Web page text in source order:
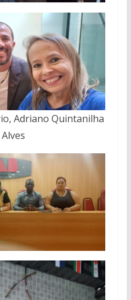
Adriano Quintanilha